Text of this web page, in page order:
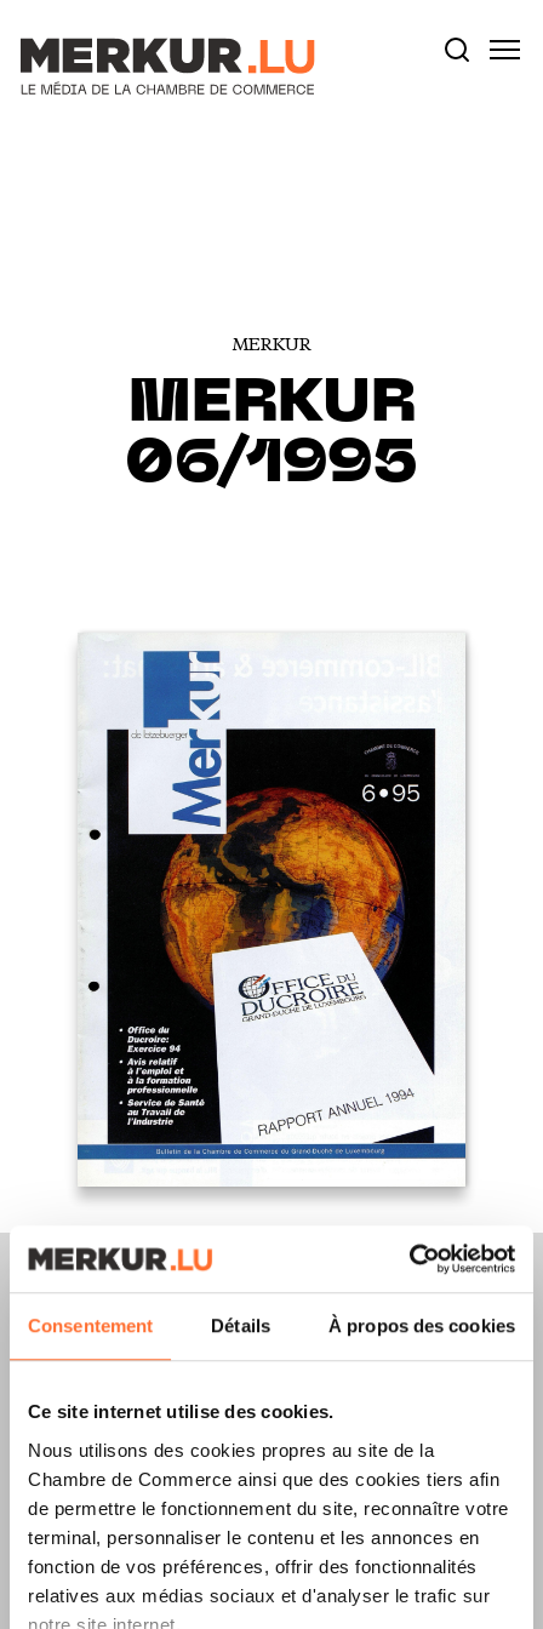
Consentement Détails À propos des cookies
Ce site internet utilise des cookies.
Nous utilisons des cookies propres au site de la
Chambre de Commerce ainsi que des cookies tiers afin
de permettre le fonctionnement du site, reconnaître votre
terminal, personnaliser le contenu et les annonces en
fonction de vos préférences, offrir des fonctionnalités
relatives aux médias sociaux et d'analyser le trafic sur
notre site internet.
MERKUR
MERKUR
06/1995
Merkur Magazine
L’ÉDITIONÉTÉ
2026EST
DISPONIBLE !